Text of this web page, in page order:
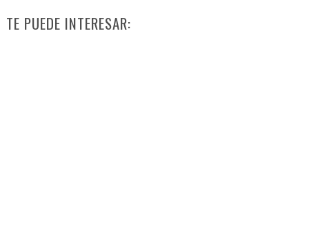
TE PUEDE INTERESAR: